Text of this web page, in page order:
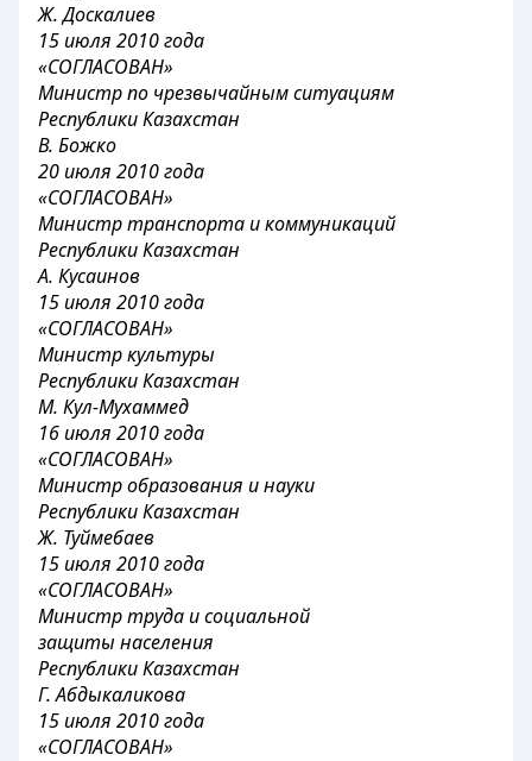
Ж. Доскалиев
15 июля 2010 года
«СОГЛАСОВАН»
Министр по чрезвычайным ситуациям
Республики Казахстан
В. Божко
20 июля 2010 года
«СОГЛАСОВАН»
Министр транспорта и коммуникаций
Республики Казахстан
А. Кусаинов
15 июля 2010 года
«СОГЛАСОВАН»
Министр культуры
Республики Казахстан
М. Кул-Мухаммед
16 июля 2010 года
«СОГЛАСОВАН»
Министр образования и науки
Республики Казахстан
Ж. Туймебаев
15 июля 2010 года
«СОГЛАСОВАН»
Министр труда и социальной
защиты населения
Республики Казахстан
Г. Абдыкаликова
15 июля 2010 года
«СОГЛАСОВАН»